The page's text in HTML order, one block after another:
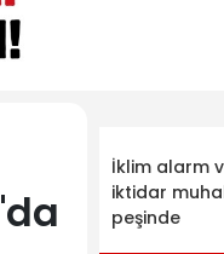
İklim alarm
iktidar
peşinde